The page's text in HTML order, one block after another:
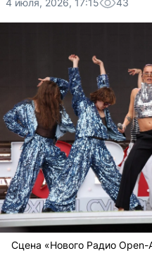
4 июля, 2026, 17:15 43
Сцена «Нового Радио